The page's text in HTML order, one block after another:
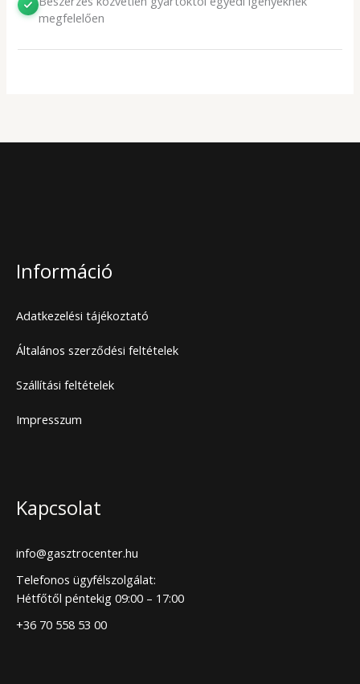
megfelelően
Információ
Adatkezelési tájékoztató
Általános szerződési feltételek
Szállítási feltételek
Impresszum
Kapcsolat
info@gasztrocenter.hu
Telefonos ügyfélszolgálat:
Hétfőtől péntekig 09:00 – 17:00
+36 70 558 53 00